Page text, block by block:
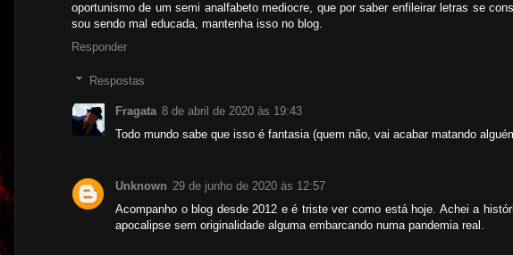
oportunismo de um semi analfabeto mediocre, que por saber enfileirar letras se
sou sendo mal educada, mantenha isso no blog.
Responder
Respostas
Fragata 8 de abril de 2020 às 19:43
Todo mundo sabe que isso é fantasia (quem não, vai acabar matando
Unknown 29 de junho de 2020 às 12:57
Acompanho o blog desde 2012 e é triste ver como está hoje. Achei a
apocalipse sem originalidade alguma embarcando numa pandemia real.